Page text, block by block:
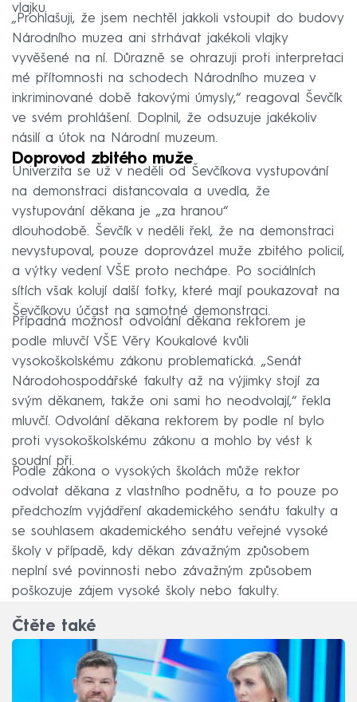
vlajku.
„Prohlašuji, že jsem nechtěl jakkoli vstoupit do budovy
Národního muzea ani strhávat jakékoli vlajky
vyvěšené na ní. Důrazně se ohrazuji proti interpretaci
mé přítomnosti na schodech Národního muzea v
inkriminované době takovými úmysly,“ reagoval Ševčík
ve svém prohlášení. Doplnil, že odsuzuje jakékoliv
násilí a útok na Národní muzeum.
Doprovod zbitého muže
Univerzita se už v neděli od Ševčíkova vystupování
na demonstraci distancovala a uvedla, že
vystupování děkana je „za hranou“
dlouhodobě. Ševčík v neděli řekl, že na demonstraci
nevystupoval, pouze doprovázel muže zbitého policií,
a výtky vedení VŠE proto nechápe. Po sociálních
sítích však kolují další fotky, které mají poukazovat na
Ševčíkovu účast na samotné demonstraci.
Případná možnost odvolání děkana rektorem je
podle mluvčí VŠE Věry Koukalové kvůli
vysokoškolskému zákonu problematická. „Senát
Národohospodářské fakulty až na výjimky stojí za
svým děkanem, takže oni sami ho neodvolají,“ řekla
mluvčí. Odvolání děkana rektorem by podle ní bylo
proti vysokoškolskému zákonu a mohlo by vést k
soudní při.
Podle zákona o vysokých školách může rektor
odvolat děkana z vlastního podnětu, a to pouze po
předchozím vyjádření akademického senátu fakulty a
se souhlasem akademického senátu veřejné vysoké
školy v případě, kdy děkan závažným způsobem
neplní své povinnosti nebo závažným způsobem
poškozuje zájem vysoké školy nebo fakulty.
Čtěte také